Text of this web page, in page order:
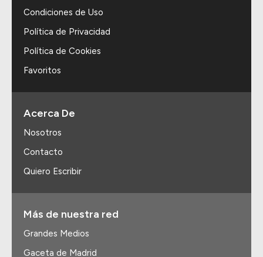
Condiciones de Uso
Política de Privacidad
Política de Cookies
Favoritos
Acerca De
Nosotros
Contacto
Quiero Escribir
Más de nuestra red
Grandes Medios
Gaceta de Madrid